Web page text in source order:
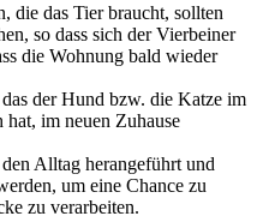
die das Tier braucht, sollten
so dass sich der Vierbeiner
die Wohnung bald wieder
der Hund bzw. die Katze im
im neuen Zuhause
Alltag herangeführt und
um eine Chance zu
zu verarbeiten.